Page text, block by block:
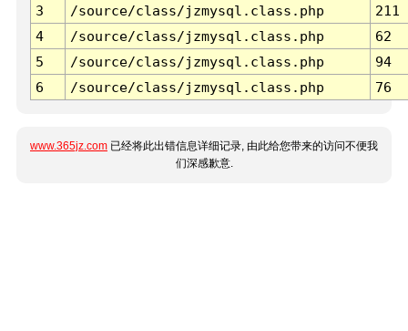
3 /source/class/jzmysql.class.php
211
4
/source/class/jzmysql.class.php
62
5
/source/class/jzmysql.class.php
94
6
/source/class/jzmysql.class.php 76
www.365jz.com 已经将此出错信息详细记录, 由此给您带来的访问不便我
们深感歉意.